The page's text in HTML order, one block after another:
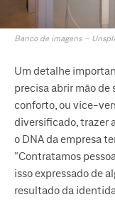
Banco de imagens –
Um detalhe
precisa abrir mão
conforto, ou vice-
diversificado, trazer
o DNA da empresa
“Contratamos
isso expressado de
resultado da